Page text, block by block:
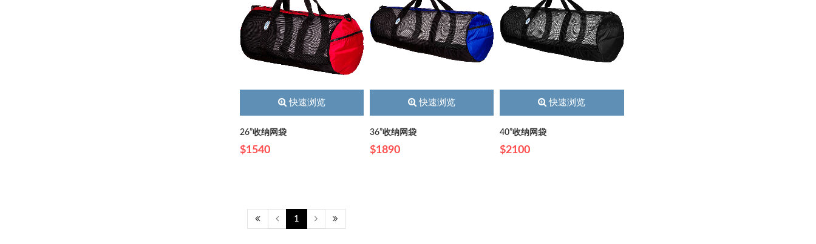
快速浏览
26”收纳网袋
$1540
快速浏览
36”收纳网袋
$1890
快速浏览
40”收纳网袋
$2100
1